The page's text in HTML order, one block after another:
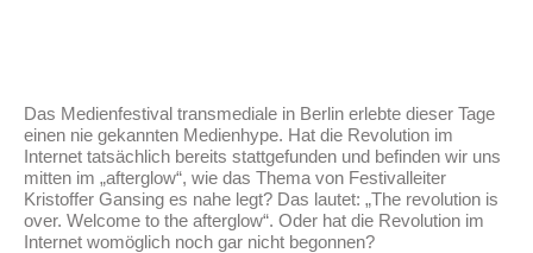
Das Medienfestival transmediale in Berlin erlebte dieser Tage
einen nie gekannten Medienhype. Hat die Revolution im
Internet tatsächlich bereits stattgefunden und befinden wir uns
mitten im „afterglow“, wie das Thema von Festivalleiter
Kristoffer Gansing es nahe legt? Das lautet: „The revolution is
over. Welcome to the afterglow“. Oder hat die Revolution im
Internet womöglich noch gar nicht begonnen?